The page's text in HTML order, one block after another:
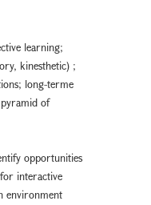
learning;
kinesthetic) ;
long-terme
of
opportunities
interactive
environment